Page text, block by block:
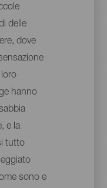
delle
dove
hanno
e la
tutto
sono e